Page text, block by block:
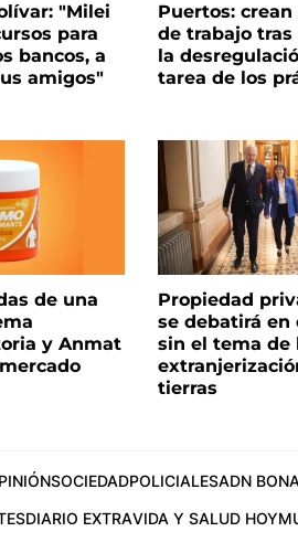
"Milei
para
bancos, a
amigos"
Puertos:
de trabajo tras
la
tarea de los
de una
y Anmat
Propiedad
se debatirá en
sin el tema de
tierras
SOCIEDADPOLICIALESADN
DIARIO EXTRAVIDA Y SALUD HOY